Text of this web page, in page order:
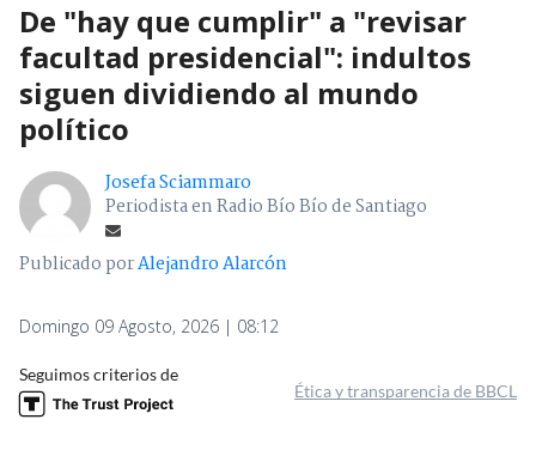
De "hay que cumplir" a "revisar
facultad presidencial": indultos
siguen dividiendo al mundo
político
Josefa Sciammaro
Periodista en Radio Bío Bío de Santiago
Publicado porAlejandro Alarcón
Domingo 09 Agosto, 2026 | 08:12
Seguimos criterios de
Ética y transparencia de BBCL